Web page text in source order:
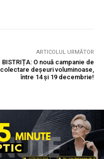
ARTICOLUL URMĂTOR
BISTRIȚA: O nouă campanie de
colectare deșeuri voluminoase,
între 14 și 19 decembrie!